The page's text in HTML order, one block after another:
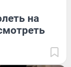
на